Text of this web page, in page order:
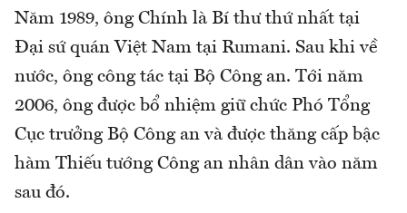
Năm 1989, ông Chính là Bí thư thứ nhất tại
Đại sứ quán Việt Nam tại Rumani. Sau khi về
nước, ông công tác tại Bộ Công an. Tới năm
2006, ông được bổ nhiệm giữ chức Phó Tổng
Cục trưởng Bộ Công an và được thăng cấp bậc
hàm Thiếu tướng Công an nhân dân vào năm
sau đó.